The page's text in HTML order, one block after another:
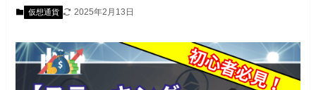
仮想通貨 2025年2月13日